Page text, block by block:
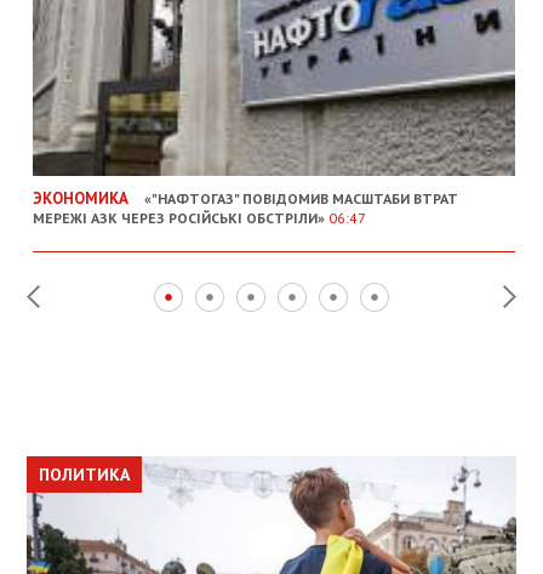
ЭКОНОМИКА
«"НАФТОГАЗ" ПОВІДОМИВ МАСШТАБИ ВТРАТ
МЕРЕЖІ АЗК ЧЕРЕЗ РОСІЙСЬКІ ОБСТРІЛИ» 06:47
ПОЛИТИКА
ПОЛИТИКА
ОБЩЕСТВО
ПОЛИТИКА
ЭКОНОМИКА